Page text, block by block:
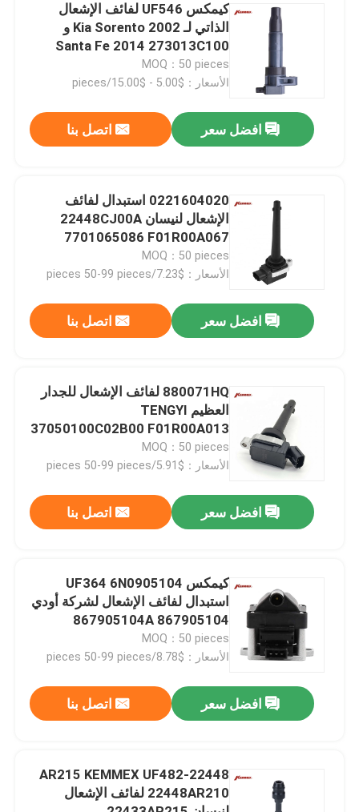
حول بنا
إتصال
المنتجات
فلتر ناقل الحركة تويوتا
فلتر زيت هوندا
عموم زيت المحرك
أطقم إعادة بناء ناقل الحركة الأوتوماتيكي
كيمكس UF546 لفائف الإشعال
الذاتي لـ Kia Sorento 2002 و
Santa Fe 2014 273013C100
MOQ：50 pieces
الأسعار：$5.00 - $15.00/pieces
افضل سعر اتصل بنا
0221604020 استبدال لفائف
الإشعال لنيسان 22448CJ00A
7701065086 F01R00A067
2501002
MOQ：50 pieces
الأسعار：$7.23/pieces 50-99 pieces
افضل سعر اتصل بنا
880071HQ لفائف الإشعال للجدار
العظيم TENGYI
37050100C02B00 F01R00A013
F01R10A024
MOQ：50 pieces
الأسعار：$5.91/pieces 50-99 pieces
افضل سعر اتصل بنا
كيمكس UF364 6N0905104
استبدال لفائف الإشعال لشركة أودي
867905104 867905104A
867905352
MOQ：50 pieces
الأسعار：$8.78/pieces 50-99 pieces
افضل سعر اتصل بنا
22448-AR215 KEMMEX UF482
22448AR210 لفائف الإشعال